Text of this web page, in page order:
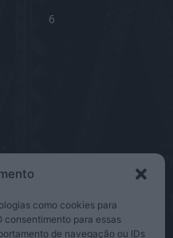
como cookies para
consentimento para essas
de navegação ou IDs
6